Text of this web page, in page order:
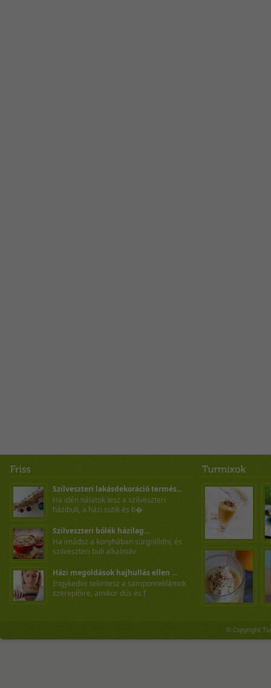
Szilveszteri lakásdekoráció termés...
Ha idén nálatok lesz a szilveszteri
házibuli, a házi sütik és b�
Szilveszteri bólék házilag...
Ha imádsz a konyhában sürgölődni, és
szilveszteri buli alkalmáv
Házi megoldások hajhullás ellen ...
Irigykedve tekintesz a samponreklámok
szereplőire, amikor dús és f
© Copyright